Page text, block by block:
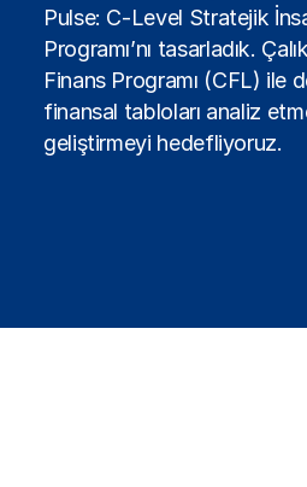
Pulse: C-Level Stratejik
Programı’nı tasarladık.
Finans Programı (CFL) ile
finansal tabloları analiz
geliştirmeyi hedefliyoruz.